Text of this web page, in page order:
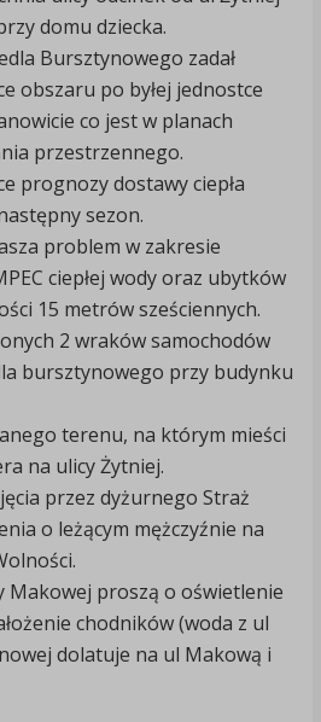
domu dziecka.
Bursztynowego zadał
obszaru po byłej jednostce
co jest w planach
przestrzennego.
prognozy dostawy ciepła
sezon.
problem w zakresie
ciepłej wody oraz ubytków
15 metrów sześciennych.
2 wraków samochodów
bursztynowego przy budynku
terenu, na którym mieści
na ulicy Żytniej.
przez dyżurnego Straż
o leżącym mężczyźnie na
Makowej proszą o oświetlenie
chodników (woda z ul
dolatuje na ul Makową i